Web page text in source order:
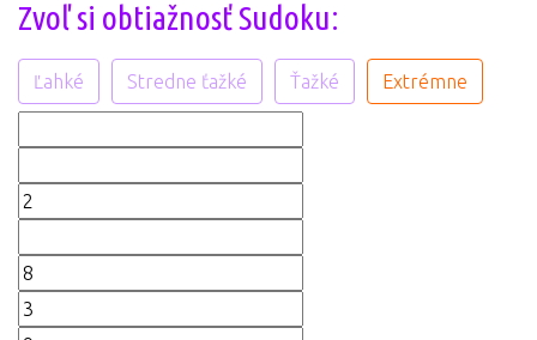
Zvoľ si obtiažnosť Sudoku:
Ľahké Stredne ťažké Ťažké Extrémne